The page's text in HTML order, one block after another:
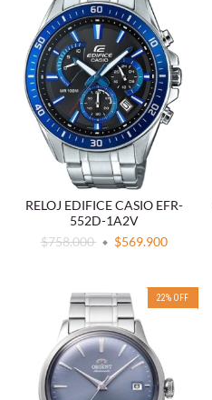
RELOJ EDIFICE CASIO EFR-
552D-1A2V
$758.000
$569.900
22% OFF